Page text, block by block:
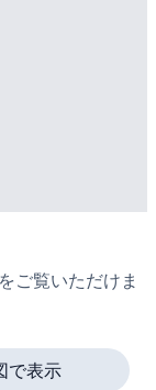
ご覧いただけま
で表示